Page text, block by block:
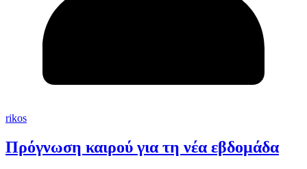
rikos
Πρόγνωση καιρού για τη νέα εβδομάδα